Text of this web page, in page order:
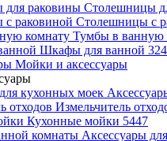
Столешницы
Столешницы с
Тумбы в ванную
Шкафы для ванной 324
Мойки и аксессуары
Измельчитель
Кухонные мойки 5447
Аксессуары